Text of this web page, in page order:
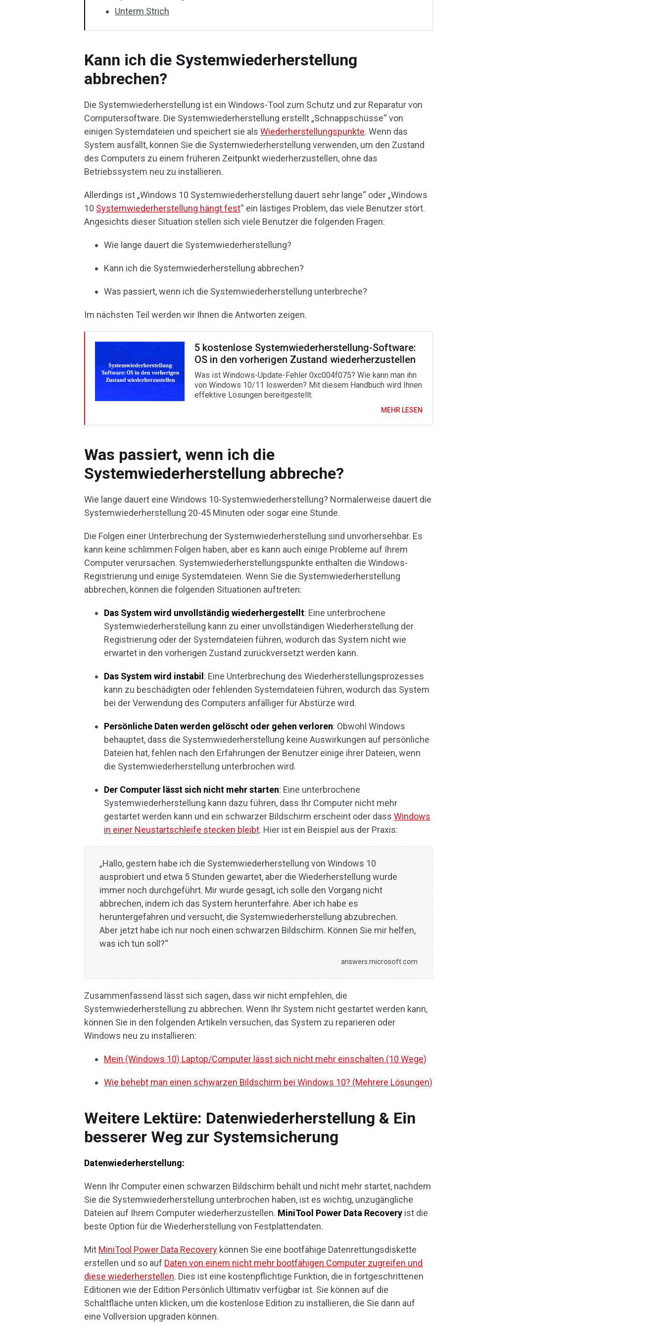
Unterm Strich
Kann ich die Systemwiederherstellung
abbrechen?
Die Systemwiederherstellung ist ein Windows-Tool zum Schutz und zur Reparatur von
Computersoftware. Die Systemwiederherstellung erstellt „Schnappschüsse“ von
einigen Systemdateien und speichert sie alsWiederherstellungspunkte. Wenn das
System ausfällt, können Sie die Systemwiederherstellung verwenden, um den Zustand
des Computers zu einem früheren Zeitpunkt wiederherzustellen, ohne das
Betriebssystem neu zu installieren.
Allerdings ist „Windows 10 Systemwiederherstellung dauert sehr lange“ oder „Windows
10 Systemwiederherstellung hängt fest“ ein lästiges Problem, das viele Benutzer stört.
Angesichts dieser Situation stellen sich viele Benutzer die folgenden Fragen:
Wie lange dauert die Systemwiederherstellung?
Kann ich die Systemwiederherstellung abbrechen?
Was passiert, wenn ich die Systemwiederherstellung unterbreche?
Im nächsten Teil werden wir Ihnen die Antworten zeigen.
5 kostenlose Systemwiederherstellung-Software:
OS in den vorherigen Zustand wiederherzustellen
Was ist Windows-Update-Fehler 0xc004f075? Wie kann man ihn
von Windows 10/11 loswerden? Mit diesem Handbuch wird Ihnen
effektive Lösungen bereitgestellt.
MEHR LESEN
Was passiert, wenn ich die
Systemwiederherstellung abbreche?
Wie lange dauert eine Windows 10-Systemwiederherstellung? Normalerweise dauert die
Systemwiederherstellung 20-45 Minuten oder sogar eine Stunde.
Die Folgen einer Unterbrechung der Systemwiederherstellung sind unvorhersehbar. Es
kann keine schlimmen Folgen haben, aber es kann auch einige Probleme auf Ihrem
Computer verursachen. Systemwiederherstellungspunkte enthalten die Windows-
Registrierung und einige Systemdateien. Wenn Sie die Systemwiederherstellung
abbrechen, können die folgenden Situationen auftreten:
Das System wird unvollständig wiederhergestellt: Eine unterbrochene
Systemwiederherstellung kann zu einer unvollständigen Wiederherstellung der
Registrierung oder der Systemdateien führen, wodurch das System nicht wie
erwartet in den vorherigen Zustand zurückversetzt werden kann.
Das System wird instabil : Eine Unterbrechung des Wiederherstellungsprozesses
kann zu beschädigten oder fehlenden Systemdateien führen, wodurch das System
bei der Verwendung des Computers anfälliger für Abstürze wird.
Persönliche Daten werden gelöscht oder gehen verloren: Obwohl Windows
behauptet, dass die Systemwiederherstellung keine Auswirkungen auf persönliche
Dateien hat, fehlen nach den Erfahrungen der Benutzer einige ihrer Dateien, wenn
die Systemwiederherstellung unterbrochen wird.
Der Computer lässt sich nicht mehr starten: Eine unterbrochene
Systemwiederherstellung kann dazu führen, dass Ihr Computer nicht mehr
gestartet werden kann und ein schwarzer Bildschirm erscheint oder dassWindows
in einer Neustartschleife stecken bleibt. Hier ist ein Beispiel aus der Praxis:
„Hallo, gestern habe ich die Systemwiederherstellung von Windows 10
ausprobiert und etwa 5 Stunden gewartet, aber die Wiederherstellung wurde
immer noch durchgeführt. Mir wurde gesagt, ich solle den Vorgang nicht
abbrechen, indem ich das System herunterfahre. Aber ich habe es
heruntergefahren und versucht, die Systemwiederherstellung abzubrechen.
Aber jetzt habe ich nur noch einen schwarzen Bildschirm. Können Sie mir helfen,
was ich tun soll?“
answers.microsoft.com
Zusammenfassend lässt sich sagen, dass wir nicht empfehlen, die
Systemwiederherstellung zu abbrechen. Wenn Ihr System nicht gestartet werden kann,
können Sie in den folgenden Artikeln versuchen, das System zu reparieren oder
Windows neu zu installieren:
Mein (Windows 10) Laptop/Computer lässt sich nicht mehr einschalten (10 Wege)
Wie behebt man einen schwarzen Bildschirm bei Windows 10? (Mehrere Lösungen)
Weitere Lektüre: Datenwiederherstellung & Ein
besserer Weg zur Systemsicherung
Datenwiederherstellung:
Wenn Ihr Computer einen schwarzen Bildschirm behält und nicht mehr startet, nachdem
Sie die Systemwiederherstellung unterbrochen haben, ist es wichtig, unzugängliche
Dateien auf Ihrem Computer wiederherzustellen. MiniTool Power Data Recovery ist die
beste Option für die Wiederherstellung von Festplattendaten.
Mit MiniTool Power Data Recovery können Sie eine bootfähige Datenrettungsdiskette
erstellen und so auf Daten von einem nicht mehr bootfähigen Computer zugreifen und
diese wiederherstellen. Dies ist eine kostenpflichtige Funktion, die in fortgeschrittenen
Editionen wie der Edition Persönlich Ultimativ verfügbar ist. Sie können auf die
Schaltfläche unten klicken, um die kostenlose Edition zu installieren, die Sie dann auf
eine Vollversion upgraden können.